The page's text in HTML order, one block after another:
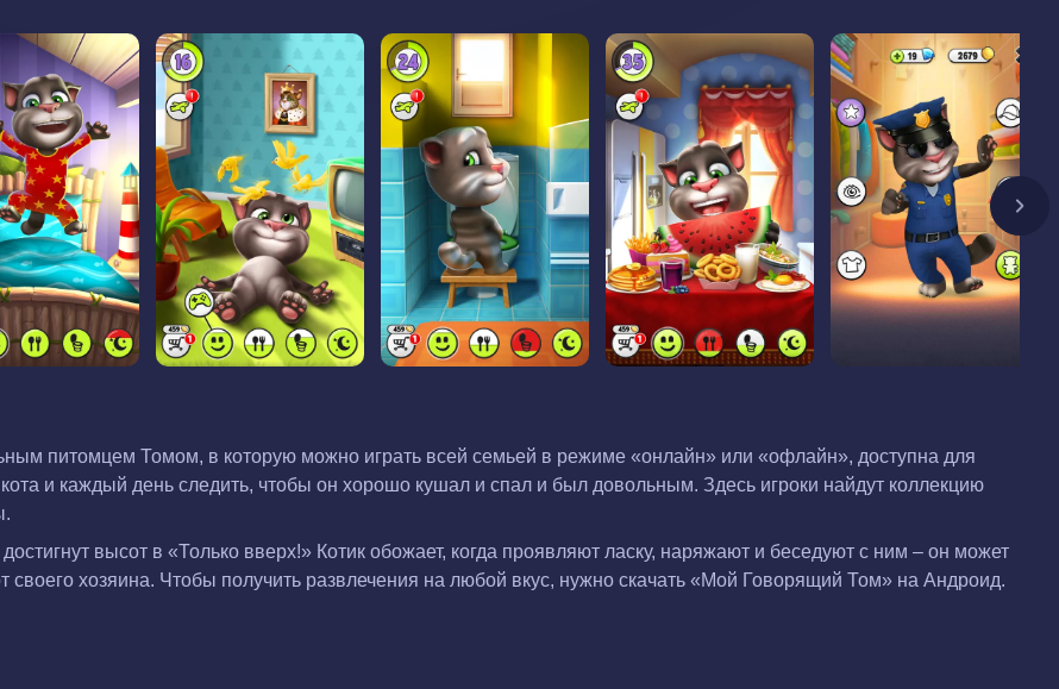
питомцем Томом, в которую можно играть всей семьей в режиме «онлайн» или «офлайн», доступна для
и каждый день следить, чтобы он хорошо кушал и спал и был довольным. Здесь игроки найдут коллекцию
высот в «Только вверх!» Котик обожает, когда проявляют ласку, наряжают и беседуют с ним – он может
своего хозяина. Чтобы получить развлечения на любой вкус, нужно скачать «Мой Говорящий Том» на Андроид.